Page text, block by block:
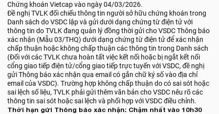
Chứng khoán Vietcap vào ngày 04/03/2026.
Đề nghị TVLK đối chiếu thông tin người sở hữu chứng khoán trong
Danh sách do VSDC lập và gửi dưới dạng chứng từ điện tử với
thông tin do TVLK đang quản lý đồng thời gửi cho VSDC Thông báo
xác nhận (Mẫu 03/THQ) dưới dạng chứng từ điện tử để xác nhận
chấp thuận hoặc không chấp thuận các thông tin trong Danh sách
(Đối với các TVLK chưa hoàn tất việc kết nối hoặc bị ngắt kết nối
cổng giao tiếp điện tử/cổng giao tiếp trực tuyến với VSDC, đề nghị
gửi Thông báo xác nhận qua email có gắn chữ ký số vào địa chỉ
email của VSDC). Trường hợp không chấp thuận do có sai sót hoặc
sai lệch số liệu, TVLK phải gửi thêm văn bản cho VSDC nêu rõ các
thông tin sai sót hoặc sai lệch và phối hợp với VSDC điều chỉnh.
Thời hạn gửi Thông báo xác nhận: Chậm nhất vào 10h30